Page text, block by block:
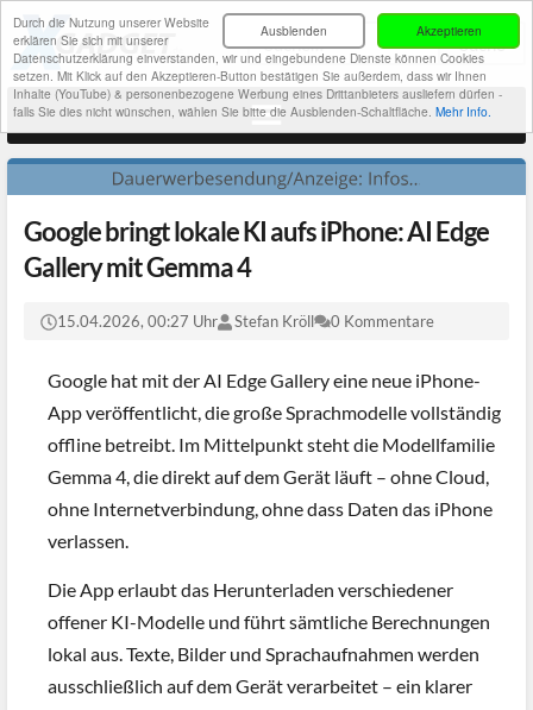
Akzeptieren
Ausblenden
Durch die Nutzung unserer Website
erklären Sie sich mit unserer
Datenschutzerklärung einverstanden, wir und eingebundene Dienste können Cookies
setzen. Mit Klick auf den Akzeptieren-Button bestätigen Sie außerdem, dass wir Ihnen
Inhalte (YouTube) & personenbezogene Werbung eines Drittanbieters ausliefern dürfen -
falls Sie dies nicht wünschen, wählen Sie bitte die Ausblenden-Schaltfläche. Mehr Info.
Google bringt lokale KI aufs iPhone: AI Edge
Gallery mit Gemma 4
15.04.2026, 00:27 Uhr Stefan Kröll 0 Kommentare
Google hat mit der AI Edge Gallery eine neue iPhone-
App veröffentlicht, die große Sprachmodelle vollständig
offline betreibt. Im Mittelpunkt steht die Modellfamilie
Gemma 4, die direkt auf dem Gerät läuft – ohne Cloud,
ohne Internetverbindung, ohne dass Daten das iPhone
verlassen.
Die App erlaubt das Herunterladen verschiedener
offener KI-Modelle und führt sämtliche Berechnungen
lokal aus. Texte, Bilder und Sprachaufnahmen werden
ausschließlich auf dem Gerät verarbeitet – ein klarer